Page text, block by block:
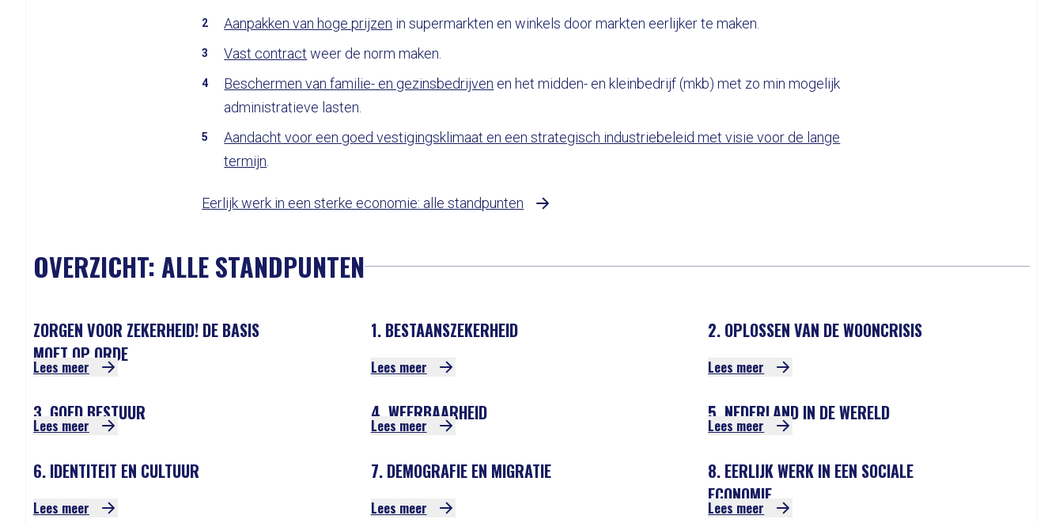
Aanpakken van hoge prijzen in supermarkten en winkels door markten eerlijker te maken.
Vast contract weer de norm maken.
Beschermen van familie- en gezinsbedrijven en het midden- en kleinbedrijf (mkb) met zo min mogelijk
administratieve lasten.
Aandacht voor een goed vestigingsklimaat en een strategisch industriebeleid met visie voor de lange
termijn
Eerlijk werk in een sterke economie: alle standpunten
OVERZICHT: ALLE STANDPUNTEN
ZORGEN VOOR ZEKERHEID! DE BASIS
MOET OP ORDE
Lees meer
1. BESTAANSZEKERHEID
Lees meer
2. OPLOSSEN VAN DE WOONCRISIS
Lees meer
3. GOED BESTUUR
Lees meer
4. WEERBAARHEID
Lees meer
5. NEDERLAND IN DE WERELD
Lees meer
6. IDENTITEIT EN CULTUUR
Lees meer
7. DEMOGRAFIE EN MIGRATIE
Lees meer
8. EERLIJK WERK IN EEN SOCIALE
ECONOMIE
Lees meer